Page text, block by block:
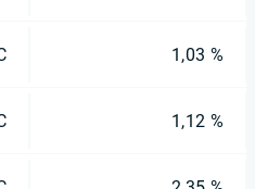
1,03 %
1,12 %